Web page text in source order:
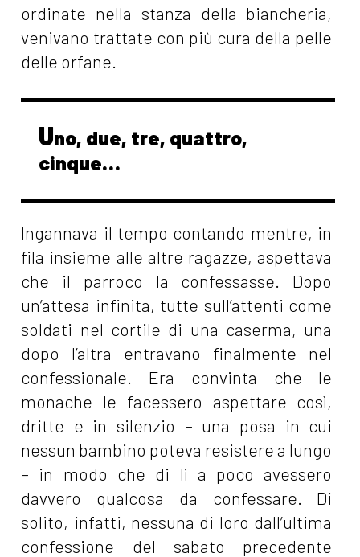
ordinate nella stanza della biancheria,
venivano trattate con più cura della pelle
delle orfane.
Uno, due, tre, quattro,
cinque…
Ingannava il tempo contando mentre, in
fila insieme alle altre ragazze, aspettava
che il parroco la confessasse. Dopo
un’attesa infinita, tutte sull’attenti come
soldati nel cortile di una caserma, una
dopo l’altra entravano finalmente nel
confessionale. Era convinta che le
monache le facessero aspettare così,
dritte e in silenzio – una posa in cui
nessun bambino poteva resistere a lungo
– in modo che di lì a poco avessero
davvero qualcosa da confessare. Di
solito, infatti, nessuna di loro dall’ultima
confessione del sabato precedente